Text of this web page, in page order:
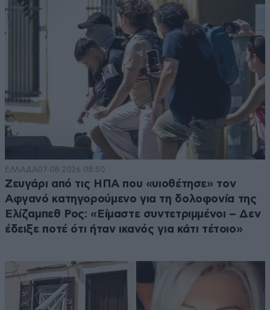
ΕΛΛΑΔΑ07·08·2026 08:50
Ζευγάρι από τις ΗΠΑ που «υιοθέτησε» τον
Αφγανό κατηγορούμενο για τη δολοφονία της
Ελίζαμπεθ Ρος: «Είμαστε συντετριμμένοι – Δεν
έδειξε ποτέ ότι ήταν ικανός για κάτι τέτοιο»